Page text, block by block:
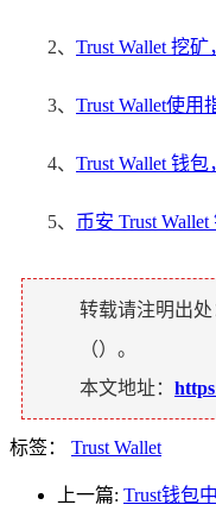
2、 Trust Wallet 挖
3、 Trust Wallet使
4、 Trust Wallet 钱
5、 币安 Trust
转载请注明出处
（）。
本文地址：
标签： Trust Wallet
上一篇: Trust钱包